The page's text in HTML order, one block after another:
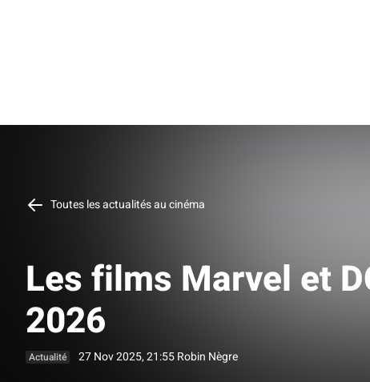
Toutes les actualités au cinéma
Les films Marvel et
2026
Actualité 27 Nov 2025, 21:55Robin Nègre